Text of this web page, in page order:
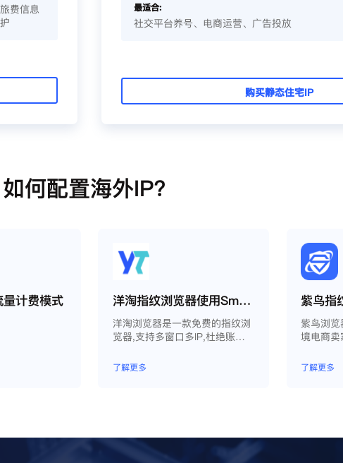
费信息
最适合:
社交平台养号、电商运营、广告投放
购买静态住宅IP
如何配置海外IP？
计费模式 洋淘指纹浏览器使用Smartproxy教程
洋淘浏览器是一款免费的指纹浏
览器,支持多窗口多IP,杜绝账户
了解更多
紫鸟浏
境电商
了解更多